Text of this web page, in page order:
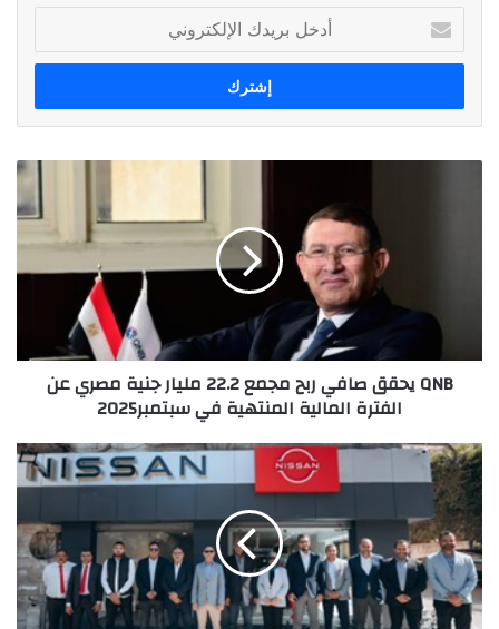
بريدك
الإلكتروني
مصري
المنتهية
في
سبتمبر2025
QNB يحقق صافي ربح مجمع 22.2 مليار جنية مصري عن
الفترة المالية المنتهية في سبتمبر2025
نيسان
مصر
تعيد
افتتاح
صالة
عرض
Al
Alamia